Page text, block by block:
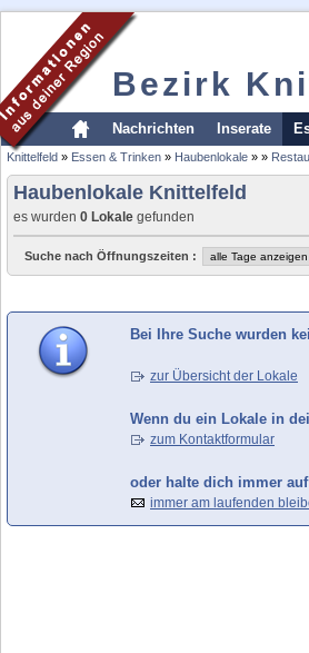
Bezirk
Nachrichten Inserate
Knittelfeld » Essen & Trinken » Haubenlokale » »
Haubenlokale Knittelfeld
es wurden 0 Lokale gefunden
Suche nach Öffnungszeiten :
Bei Ihre Suche wurden
zur Übersicht der Lokale
Wenn du ein Lokale in
zum Kontaktformular
oder halte dich immer
immer am laufenden